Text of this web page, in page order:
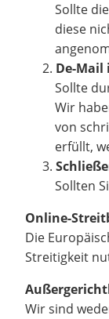
Sollte
diese
De-Mail
Sollte
Wir
von
erfüllt,
Sollten
Online-
Die
Streitigkeit
Wir sind